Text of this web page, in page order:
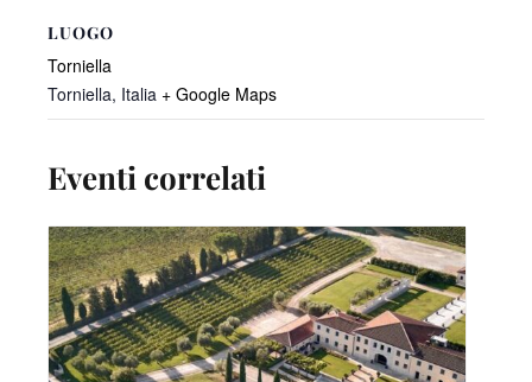
LUOGO
Torniella
Torniella, Italia + Google Maps
Eventi correlati